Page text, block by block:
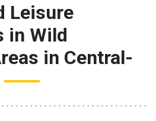
Leisure
in Wild
in Central-